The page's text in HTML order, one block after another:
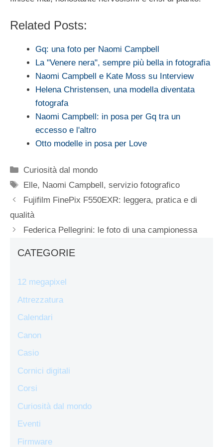
Related Posts:
Gq: una foto per Naomi Campbell
La "Venere nera", sempre più bella in fotografia
Naomi Campbell e Kate Moss su Interview
Helena Christensen, una modella diventata
fotografa
Naomi Campbell: in posa per Gq tra un
eccesso e l'altro
Otto modelle in posa per Love
Categorie
Curiosità dal mondo
Tag
Elle, Naomi Campbell,servizio fotografico
Fujifilm FinePix F550EXR: leggera, pratica e di
qualità
Federica Pellegrini: le foto di una campionessa
CATEGORIE
12 megapixel
Attrezzatura
Calendari
Canon
Casio
Cornici digitali
Corsi
Curiosità dal mondo
Eventi
Firmware